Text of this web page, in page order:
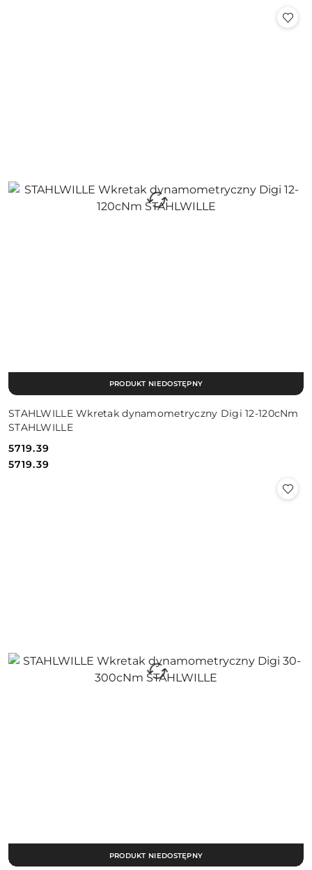
STAHLWILLE Wkretak dynamometryczny Digi 12-120cNm
STAHLWILLE
Cena:
5719.39
Cena:
5719.39
PRODUKT NIEDOSTĘPNY
PRODUKT NIEDOSTĘPNY